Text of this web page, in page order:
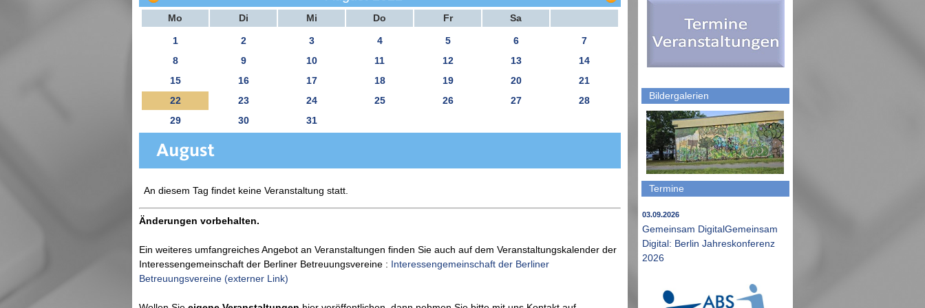
Mo Di Mi Do Fr Sa
1 2 3 4 5 6
7
8
9 10 11 12 13
14
15
16 17 18 19 20
21
22
23 24 25 26 27
28
29
30 31
An diesem Tag findet keine Veranstaltung statt.
Änderungen vorbehalten.
Ein weiteres umfangreiches Angebot an Veranstaltungen finden Sie auch auf dem Veranstaltungskalender der
Interessengemeinschaft der Berliner Betreuungsvereine : Interessengemeinschaft der Berliner
Betreuungsvereine (externer Link)
Bildergalerien
Termine
03.09.2026
Gemeinsam DigitalGemeinsam
Digital: Berlin Jahreskonferenz
2026